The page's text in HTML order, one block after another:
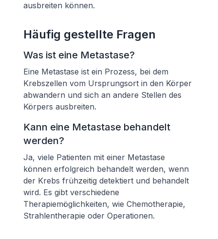
ausbreiten können.
Häufig gestellte Fragen
Was ist eine Metastase?
Eine Metastase ist ein Prozess, bei dem
Krebszellen vom Ursprungsort in den Körper
abwandern und sich an andere Stellen des
Körpers ausbreiten.
Kann eine Metastase behandelt
werden?
Ja, viele Patienten mit einer Metastase
können erfolgreich behandelt werden, wenn
der Krebs frühzeitig detektiert und behandelt
wird. Es gibt verschiedene
Therapiemöglichkeiten, wie Chemotherapie,
Strahlentherapie oder Operationen.